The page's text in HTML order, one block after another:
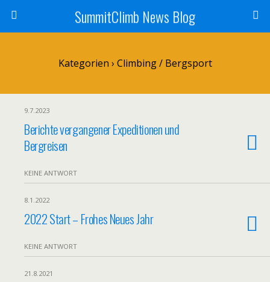
SummitClimb News Blog
Kategorien › Climbing / Bergsport
9.7.2023
Berichte vergangener Expeditionen und
Bergreisen
KEINE ANTWORT
8.1.2022
2022 Start – Frohes Neues Jahr
KEINE ANTWORT
21.8.2021